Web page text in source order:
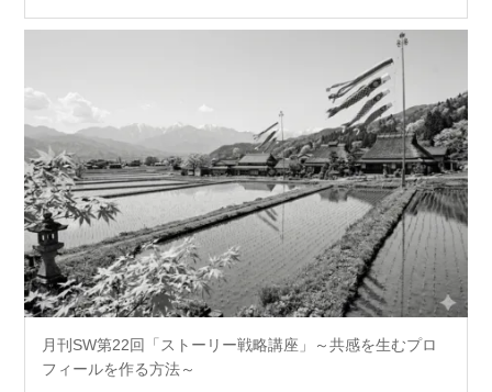
月刊SW第22回「ストーリー戦略講座」～共感を生むプロ
フィールを作る方法～